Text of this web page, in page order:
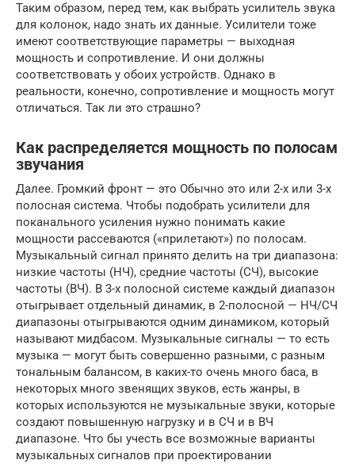
Таким образом, перед тем, как выбрать усилитель звука
для колонок, надо знать их данные. Усилители тоже
имеют соответствующие параметры — выходная
мощность и сопротивление. И они должны
соответствовать у обоих устройств. Однако в
реальности, конечно, сопротивление и мощность могут
отличаться. Так ли это страшно?
Как распределяется мощность по полосам
звучания
Далее. Громкий фронт — это Обычно это или 2-х или 3-х
полосная система. Чтобы подобрать усилители для
поканального усиления нужно понимать какие
мощности рассеваются («прилетают») по полосам.
Музыкальный сигнал принято делить на три диапазона:
низкие частоты (НЧ), средние частоты (СЧ), высокие
частоты (ВЧ). В 3-х полосной системе каждый диапазон
отыгрывает отдельный динамик, в 2-полосной — НЧ/СЧ
диапазоны отыгрываются одним динамиком, который
называют мидбасом. Музыкальные сигналы — то есть
музыка — могут быть совершенно разными, с разным
тональным балансом, в каких-то очень много баса, в
некоторых много звенящих звуков, есть жанры, в
которых используются не музыкальные звуки, которые
создают повышенную нагрузку и в СЧ и в ВЧ
диапазоне. Что бы учесть все возможные варианты
музыкальных сигналов при проектировании